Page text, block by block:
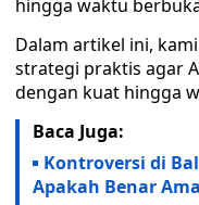
hingga waktu
Dalam artikel ini,
strategi praktis agar
dengan kuat hingga
Baca Juga:
Kontroversi di
Apakah Benar